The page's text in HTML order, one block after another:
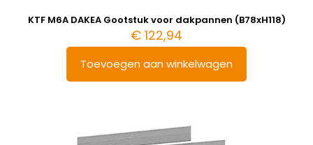
KTF M6A DAKEA Gootstuk voor dakpannen (B78xH118)
€ 122,94
Toevoegen aan winkelwagen